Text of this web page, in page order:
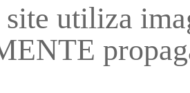
site utiliza